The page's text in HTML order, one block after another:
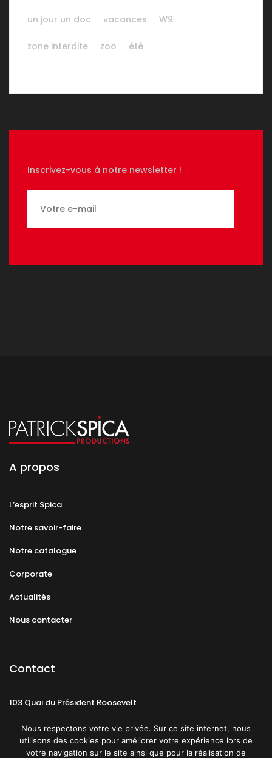
un jour un doc vacances W9
zone interdite zoo été
Inscrivez-vous à notre newsletter !
A propos
L’esprit Spica
Notre savoir-faire
Notre catalogue
Corporate
Actualités
Nous contacter
Contact
103 Quai du Président Roosevelt
Nous respectons votre vie privée. Sur ce site internet, nous
utilisons des cookies pour améliorer votre expérience lors de
votre navigation sur le site ainsi que pour la réalisation de